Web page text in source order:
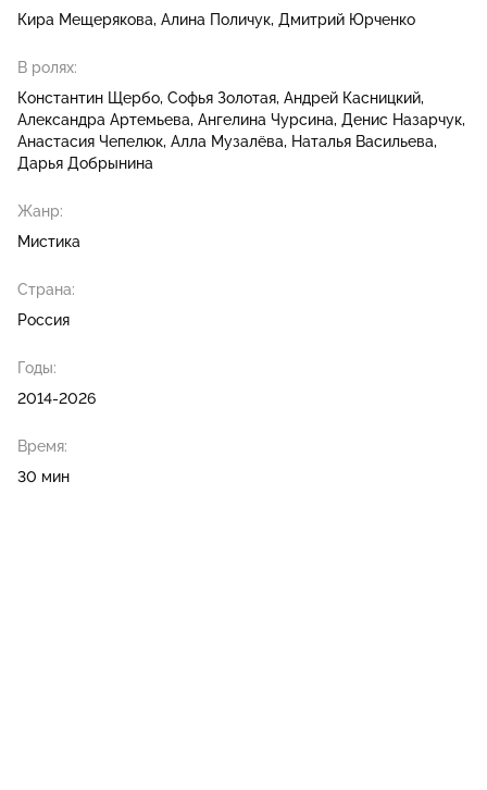
Кира Мещерякова Алина Поличук Дмитрий Юрченко
В ролях:
Константин Щербо Софья Золотая Андрей Касницкий
Александра Артемьева Ангелина Чурсина Денис Назарчук
Анастасия Чепелюк Алла Музалёва Наталья Васильева
Дарья Добрынина
Жанр:
Мистика
Страна:
Россия
Годы:
2014-2026
Время:
30 мин